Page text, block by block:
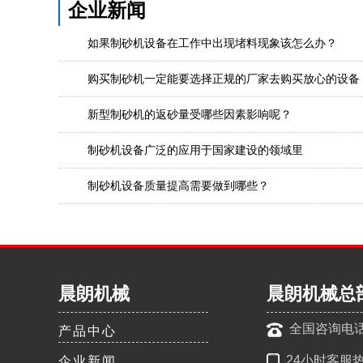
企业新闻
如果制砂机设备在工作中出现堵料现象该怎么办？
购买制砂机一定能要选择正规的厂家去购买放心的设备
新型制砂机的返砂量受哪些因素影响呢？
制砂机设备广泛的应用于国家建设的领域里
制砂机设备质量提高需要做到哪些？
晨朗机械
产品中心
晨朗机械总
全国咨询电